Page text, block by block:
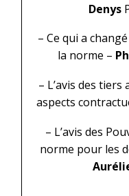
Denys
– Ce qui a
la norme –
– L’avis des
aspects
– L’avis des
norme pour les